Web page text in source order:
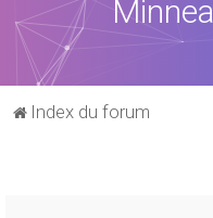
Index du forum